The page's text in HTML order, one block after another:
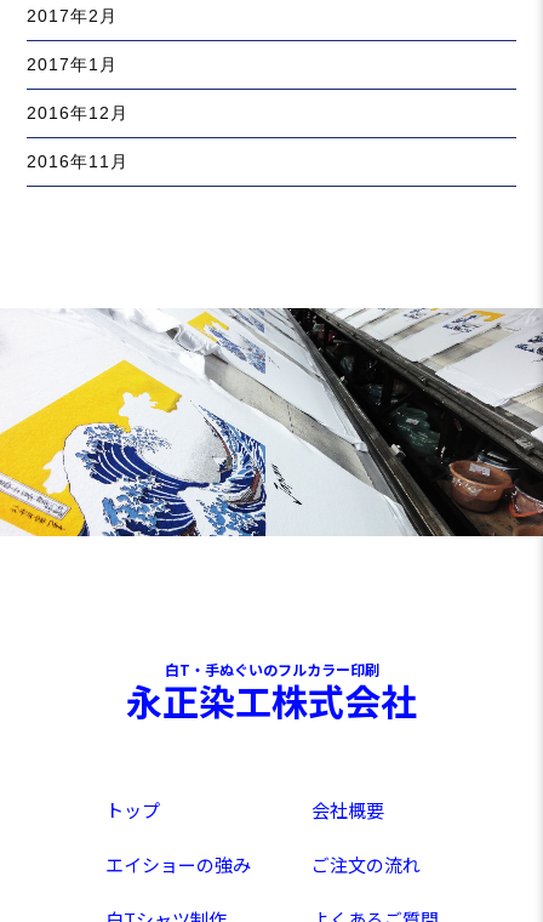
2017年2月
2017年1月
2016年12月
2016年11月
白T・手ぬぐいのフルカラー印刷
永正染工株式会社
トップ
エイショーの強み
会社概要
ご注文の流れ